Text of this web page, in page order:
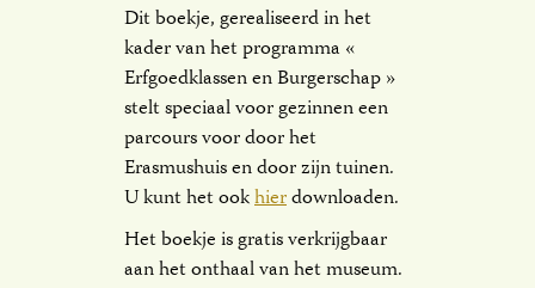
Dit boekje, gerealiseerd in het
kader van het programma «
Erfgoedklassen en Burgerschap »
stelt speciaal voor gezinnen een
parcours voor door het
Erasmushuis en door zijn tuinen.
U kunt het ookhierdownloaden.
Het boekje is gratis verkrijgbaar
aan het onthaal van het museum.